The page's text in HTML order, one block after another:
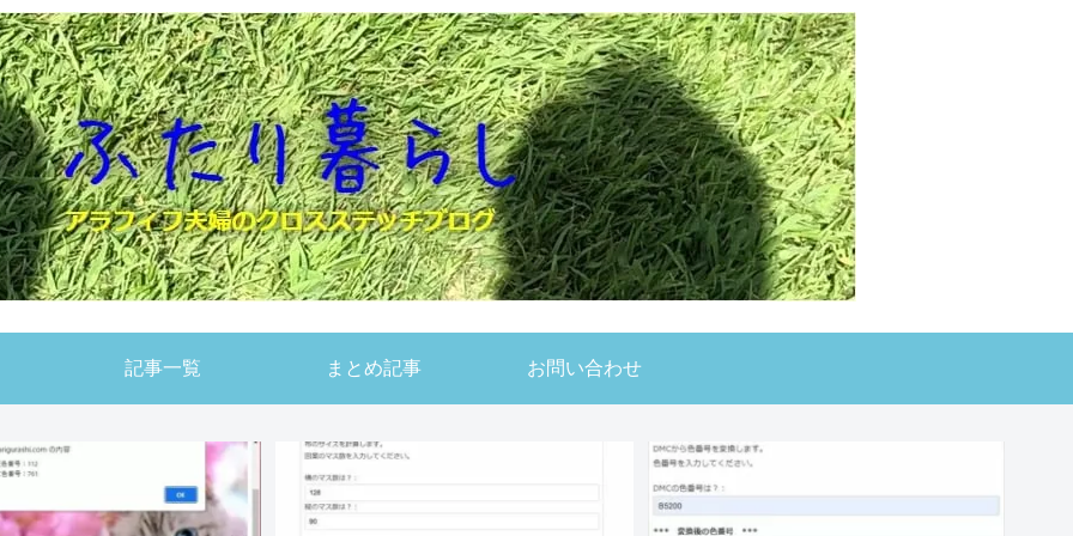
記事一覧 まとめ記事 お問い合わせ